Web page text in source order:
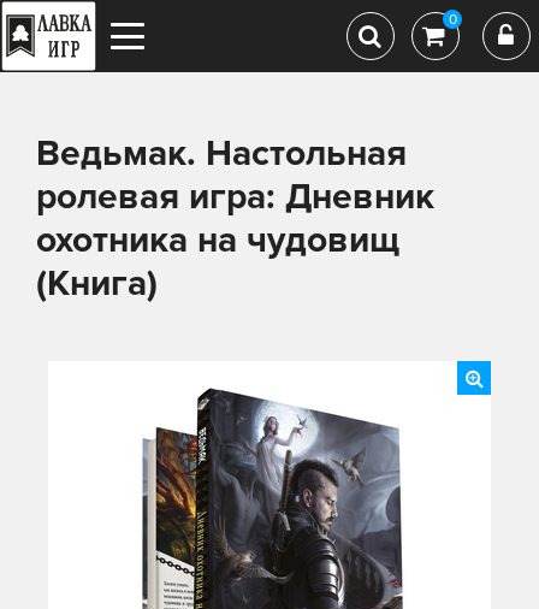
0
Ведьмак. Настольная
ролевая игра: Дневник
охотника на чудовищ
(Книга)